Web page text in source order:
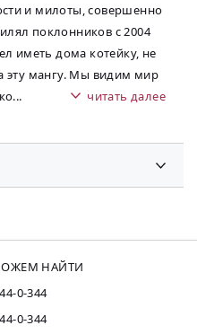
и милоты, совершенно
поклонников с 2004
иметь дома котейку, не
эту мангу. Мы видим мир
... читать далее
НАЙТИ
0-344
0-344